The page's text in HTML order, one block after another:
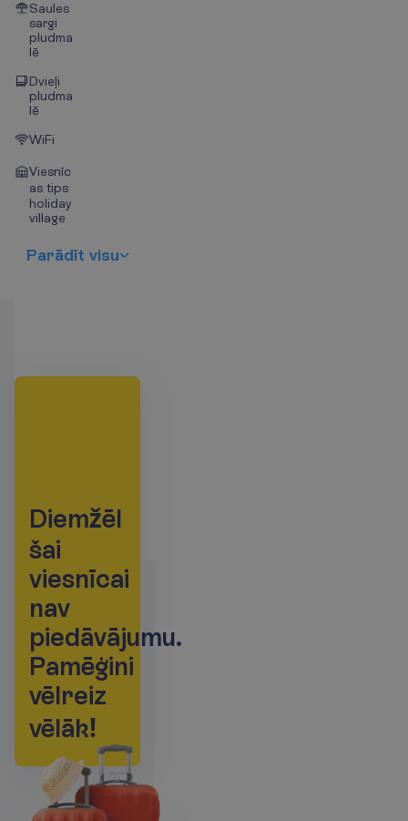
Saules
sargi
pludma
lē
Dvieļi
pludma
lē
WiFi
Viesnīc
as tips
holiday
village
Parādīt visu
Diemžēl
šai
viesnīcai
nav
piedāvājumu.
Pamēģini
vēlreiz
vēlāk!